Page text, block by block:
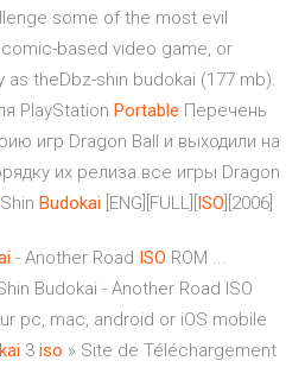
some of the most evil
based video game, or
theDbz-shin budokai (177 mb).
PlayStation Portable Перечень
игр Dragon Ball и выходили на
их релиза.все игры Dragon
Budokai [ENG][FULL][ ISO ][2006]
- Another Road ISO ROM ...
Budokai - Another Road ISO
pc, mac, android or iOS mobile
3 iso » Site de Téléchargement